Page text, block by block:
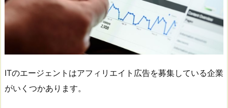
ITのエージェントはアフィリエイト広告を募集している企業
がいくつかあります。